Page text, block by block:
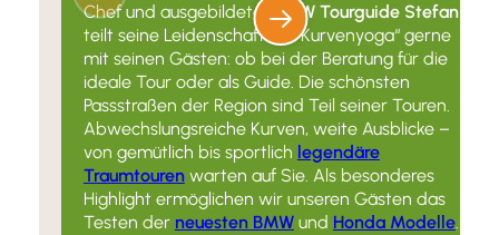
Chef und ausgebildeter
BMW Tourguide Stefan
teilt seine Leidenschaft für “Kurvenyoga“ gerne
mit seinen Gästen: ob bei der Beratung für die
ideale Tour oder als Guide. Die schönsten
Passstraßen der Region sind Teil seiner Touren.
Abwechslungsreiche Kurven, weite Ausblicke –
von gemütlich bis sportlich legendäre
Traumtourenwarten auf Sie. Als besonderes
Highlight ermöglichen wir unseren Gästen das
Testen der neuesten BMWund Honda Modelle.